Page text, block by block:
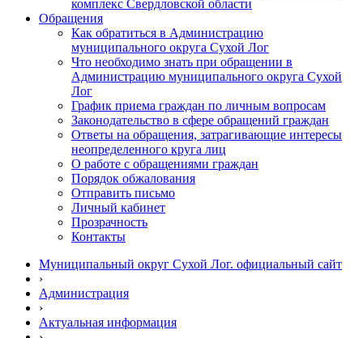
комплекс Свердловской области
Обращения
Как обратиться в Администрацию
муниципального округа Сухой Лог
Что необходимо знать при обращении в
Администрацию муниципального округа Сухой
Лог
График приема граждан по личным вопросам
Законодательство в сфере обращений граждан
Ответы на обращения, затрагивающие интересы
неопределенного круга лиц
О работе с обращениями граждан
Порядок обжалования
Отправить письмо
Личный кабинет
Прозрачность
Контакты
Муниципальный округ Сухой Лог. официальный сайт
›
Администрация
›
Актуальная информация